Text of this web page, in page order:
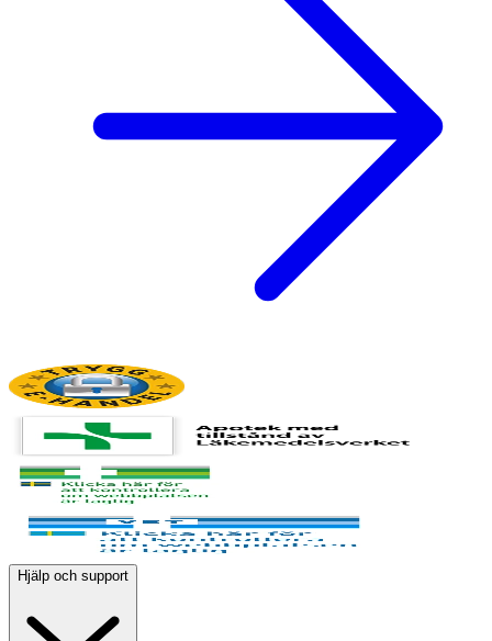
Hjälp och support